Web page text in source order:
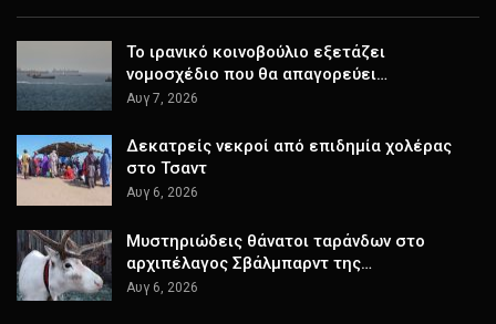
Το ιρανικό κοινοβούλιο εξετάζει
νομοσχέδιο που θα απαγορεύει…
Αυγ 7, 2026
Δεκατρείς νεκροί από επιδημία χολέρας
στο Τσαντ
Αυγ 6, 2026
Μυστηριώδεις θάνατοι ταράνδων στο
αρχιπέλαγος Σβάλμπαρντ της…
Αυγ 6, 2026